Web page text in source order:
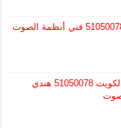
تركيب نظام صوتي مركزي 51050078 فني أنظمة الصوت
فني تركيب سماعات سقف الكويت 51050078 هندي